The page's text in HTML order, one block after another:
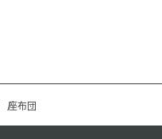
座布団